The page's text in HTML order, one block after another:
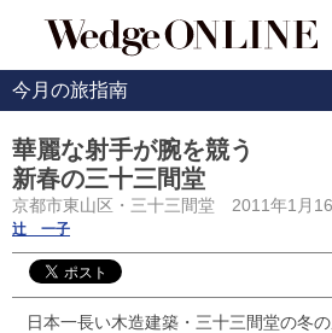
今月の旅指南
華麗な射手が腕を競う
新春の三十三間堂
京都市東山区・三十三間堂 2011年1月
辻 一子
日本一長い木造建築・三十三間堂の冬